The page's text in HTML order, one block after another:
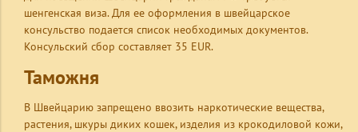
шенгенская виза. Для ее оформления в швейцарское
консульство подается список необходимых документов.
Консульский сбор составляет 35 EUR.
Таможня
В Швейцарию запрещено ввозить наркотические вещества,
растения, шкуры диких кошек, изделия из крокодиловой кожи,